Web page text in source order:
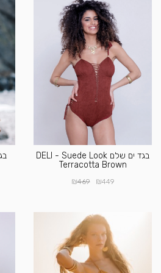
בגד ים שלם DELI - Suede Look
Terracotta Brown
₪449
₪469